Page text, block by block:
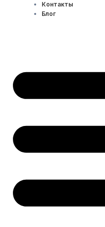
Контакты
Блог